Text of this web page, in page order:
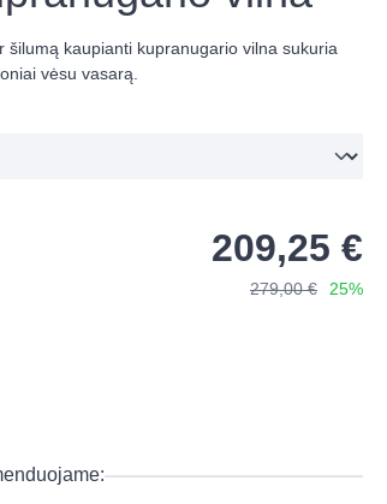
kaupianti kupranugario vilna sukuria
vėsu vasarą.
209,25 €
279,00 € 25%